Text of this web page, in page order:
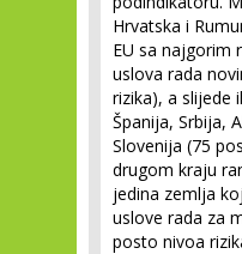
Hrvatska i
EU sa najgorim
uslova rada
rizika), a slijede
Španija, Srbija,
Slovenija (75
drugom kraju
jedina zemlja
uslove rada za
posto nivoa